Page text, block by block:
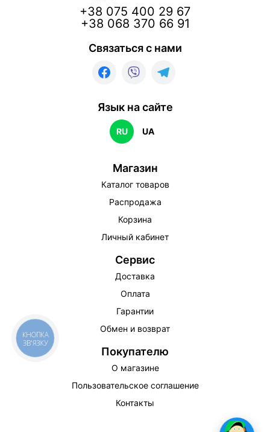
+38 075 400 29 67
+38 068 370 66 91
Связаться с нами
Язык на сайте
RU UA
Магазин
Каталог товаров
Распродажа
Корзина
Личный кабинет
Сервис
Доставка
Оплата
Гарантии
Обмен и возврат
Покупателю
О магазине
Пользовательское соглашение
Контакты
КНОПКА
ЗВ'ЯЗКУ